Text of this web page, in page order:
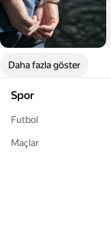
Daha fazla göster
Spor
Futbol
Maçlar